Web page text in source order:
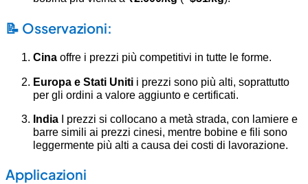
📝 Osservazioni:
Cina offre i prezzi più competitivi in tutte le forme.
Europa e Stati Uniti i prezzi sono più alti, soprattutto
per gli ordini a valore aggiunto e certificati.
India I prezzi si collocano a metà strada, con lamiere e
barre simili ai prezzi cinesi, mentre bobine e fili sono
leggermente più alti a causa dei costi di lavorazione.
Applicazioni